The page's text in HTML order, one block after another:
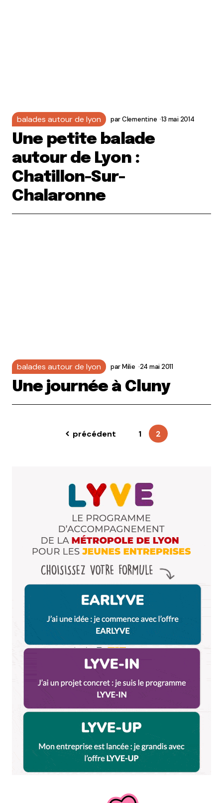
balades autour de lyon parClementine 13 mai 2014
Une petite balade
autour de Lyon :
Chatillon-Sur-
Chalaronne
balades autour de lyon parMilie 24 mai 2011
Une journée à Cluny
précédent 1 2